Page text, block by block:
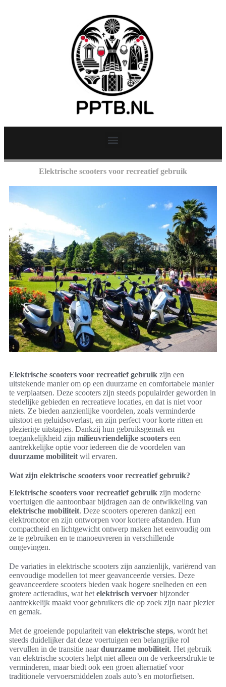
Elektrische scooters voor recreatief gebruik
Elektrische scooters voor recreatief gebruik zijn een
uitstekende manier om op een duurzame en comfortabele manier
te verplaatsen. Deze scooters zijn steeds populairder geworden in
stedelijke gebieden en recreatieve locaties, en dat is niet voor
niets. Ze bieden aanzienlijke voordelen, zoals verminderde
uitstoot en geluidsoverlast, en zijn perfect voor korte ritten en
plezierige uitstapjes. Dankzij hun gebruiksgemak en
toegankelijkheid zijn milieuvriendelijke scooters een
aantrekkelijke optie voor iedereen die de voordelen van
duurzame mobiliteit wil ervaren.
Wat zijn elektrische scooters voor recreatief gebruik?
Elektrische scooters voor recreatief gebruik zijn moderne
voertuigen die aantoonbaar bijdragen aan de ontwikkeling van
elektrische mobiliteit. Deze scooters opereren dankzij een
elektromotor en zijn ontworpen voor kortere afstanden. Hun
compactheid en lichtgewicht ontwerp maken het eenvoudig om
ze te gebruiken en te manoeuvreren in verschillende
omgevingen.
De variaties in elektrische scooters zijn aanzienlijk, variërend van
eenvoudige modellen tot meer geavanceerde versies. Deze
geavanceerdere scooters bieden vaak hogere snelheden en een
grotere actieradius, wat het elektrisch vervoer bijzonder
aantrekkelijk maakt voor gebruikers die op zoek zijn naar plezier
en gemak.
Met de groeiende populariteit van elektrische steps, wordt het
steeds duidelijker dat deze voertuigen een belangrijke rol
vervullen in de transitie naarduurzame mobiliteit. Het gebruik
van elektrische scooters helpt niet alleen om de verkeersdrukte te
verminderen, maar biedt ook een groen alternatief voor
traditionele vervoersmiddelen zoals auto’s en motorfietsen.